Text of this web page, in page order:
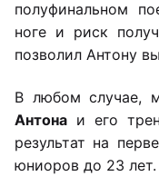
полуфинальном
ноге и риск
позволил Антону
В любом случае,
Антона и его
результат на
юниоров до 23 лет.